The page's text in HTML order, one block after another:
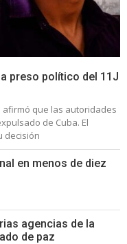
preso político del 11J
afirmó que las autoridades
de Cuba. El
decisión
en menos de diez
agencias de la
de paz